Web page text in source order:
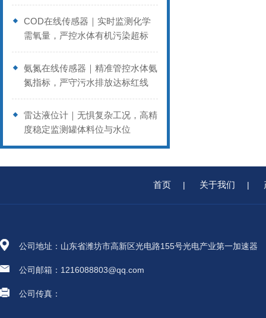
COD在线传感器｜实时监测化学
需氧量，严控水体有机污染超标
氨氮在线传感器｜精准管控水体氨
氮指标，严守污水排放达标红线
雷达液位计｜无惧复杂工况，高精
度稳定监测罐体料位与水位
首页 | 关于我们 |
公司地址：山东省潍坊市高新区光电路155号光电产业第一加速器
公司邮箱：1216088803@qq.com
公司传真：